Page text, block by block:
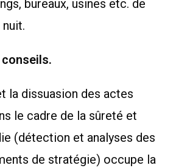
bureaux, usines etc. de
la dissuasion des actes
le cadre de la sûreté et
(détection et analyses des
de stratégie) occupe la